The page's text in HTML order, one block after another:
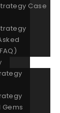
Case